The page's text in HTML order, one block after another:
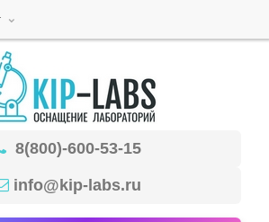
8(800)-600-53-15
info@kip-labs.ru